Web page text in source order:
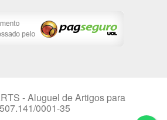
- Aluguel de Artigos para
0001-35